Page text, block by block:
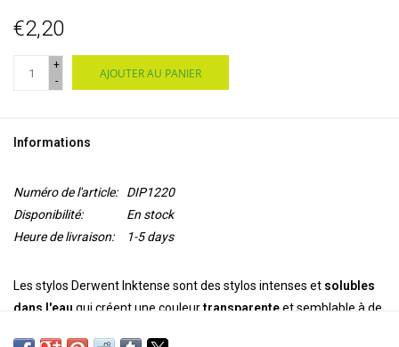
€2,20
+
-
AJOUTER AU PANIER
Informations
Numéro de l'article:
DIP1220
Disponibilité:
En stock
Heure de livraison:
1-5 days
Les stylos Derwent Inktense sont des stylos intenses et solubles
dans l'eau qui créent une couleurtransparenteet semblable à de